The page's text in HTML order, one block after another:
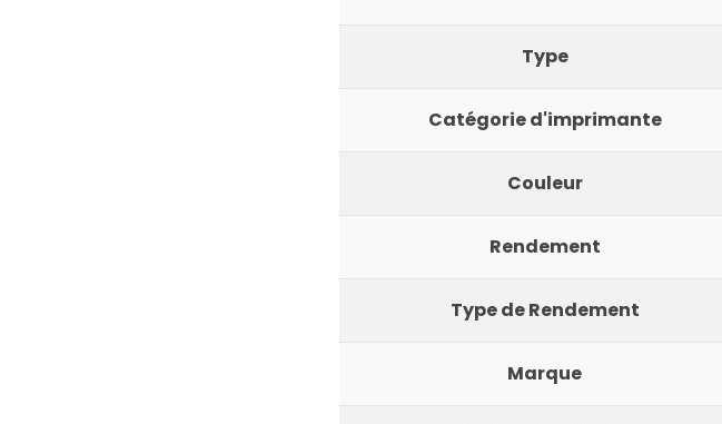
Type
Catégorie d'imprimante
Couleur
Rendement
Type de Rendement
Marque